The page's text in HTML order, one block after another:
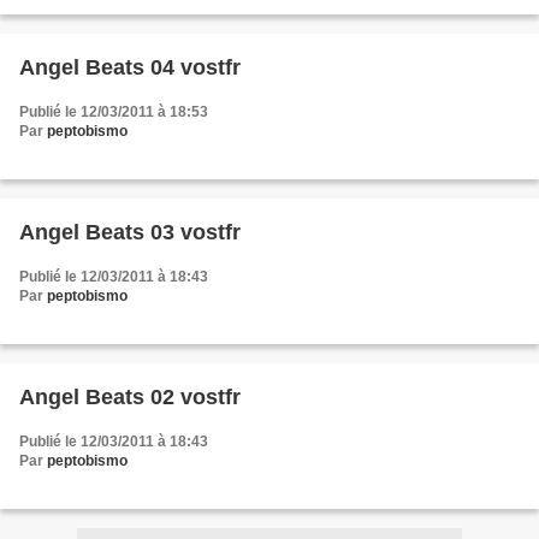
Angel Beats 04 vostfr
Publié le 12/03/2011 à 18:53
Par peptobismo
Angel Beats 03 vostfr
Publié le 12/03/2011 à 18:43
Par peptobismo
Angel Beats 02 vostfr
Publié le 12/03/2011 à 18:43
Par peptobismo